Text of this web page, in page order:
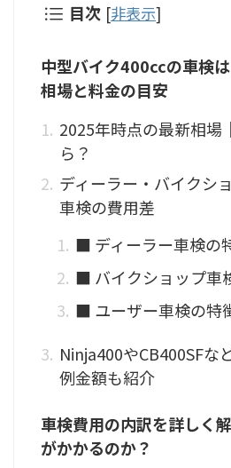
目次 [非表示]
中型バイク400ccの車検
相場と料金の目安
2025年時点の最新相場
ら？
ディーラー・バイクシ
車検の費用差
■ ディーラー車検の
■ バイクショップ車
■ ユーザー車検の特
Ninja400やCB400SFな
例金額も紹介
車検費用の内訳を詳しく
がかかるのか？